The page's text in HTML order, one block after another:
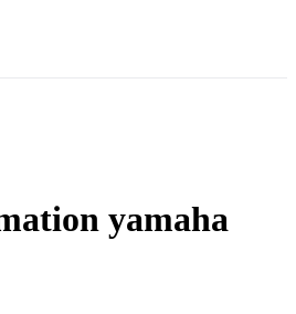
yamaha